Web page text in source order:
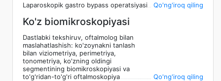
Laparoskopik gastro bypass operatsiyasi
Qo'ng'iroq qiling
Ko'z biomikroskopiyasi
Dastlabki tekshiruv, oftalmolog bilan
maslahatlashish: ko'zoynakni tanlash
bilan viziometriya, perimetriya,
tonometriya, ko'zning oldingi
segmentining biomikroskopiyasi va
to'g'ridan-to'g'ri oftalmoskopiya
Qo'ng'iroq qiling